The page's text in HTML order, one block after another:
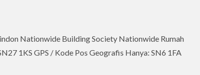
Nationwide Building Society Nationwide Rumah
1KS GPS / Kode Pos Geografis Hanya: SN6 1FA